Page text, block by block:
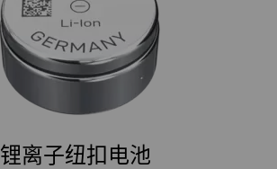
锂离子纽扣电池